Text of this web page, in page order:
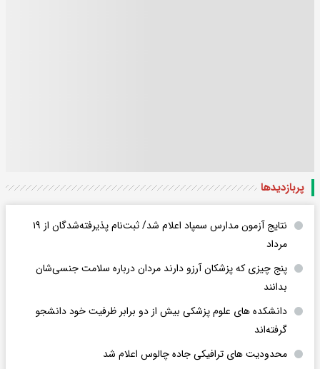
پربازدید‌ها
نتایج آزمون مدارس سمپاد اعلام شد/ ثبت‌نام پذیرفته‌شدگان از ۱۹
مرداد
پنج چیزی که پزشکان آرزو دارند مردان درباره سلامت جنسی‌شان
بدانند
دانشکده های علوم پزشکی بیش از دو برابر ظرفیت خود دانشجو
گرفته‌اند
محدودیت های ترافیکی جاده چالوس اعلام شد